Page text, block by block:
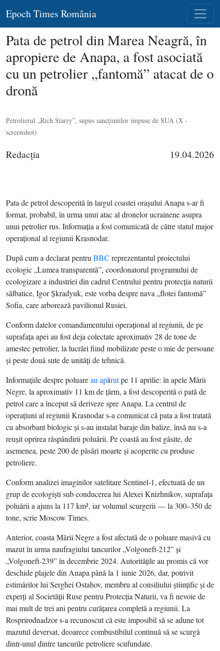
Epoch Times România
Pata de petrol din Marea Neagră, în
apropiere de Anapa, a fost asociată
cu un petrolier „fantomă” atacat de o
dronă
Petrolierul „Rich Starry”, supus sancţiunilor impuse de SUA (X -
screenshot)
Redacţia 19.04.2026
Pata de petrol descoperită în largul coastei oraşului Anapa s-ar fi
format, probabil, în urma unui atac al dronelor ucrainene asupra
unui petrolier rus. Informaţia a fost comunicată de către statul major
operaţional al regiunii Krasnodar.
După cum a declarat pentru BBC reprezentantul proiectului
ecologic „Lumea transparentă”, coordonatorul programului de
ecologizare a industriei din cadrul Centrului pentru protecţia naturii
sălbatice, Igor Şkradyuk, este vorba despre nava „flotei fantomă”
Sofia, care arborează pavilionul Rusiei.
Conform datelor comandamentului operaţional al regiunii, de pe
suprafaţa apei au fost deja colectate aproximativ 28 de tone de
amestec petrolier, la lucrări fiind mobilizate peste o mie de persoane
şi peste două sute de unităţi de tehnică.
Informaţiile despre poluareau apărutpe 11 aprilie: în apele Mării
Negre, la aproximativ 11 km de ţărm, a fost descoperită o pată de
petrol care a început să deriveze spre Anapa. La centrul de
operaţiuni al regiunii Krasnodar s-a comunicat că pata a fost tratată
cu absorbant biologic şi s-au instalat baraje din balize, însă nu s-a
reuşit oprirea răspândirii poluării. Pe coastă au fost găsite, de
asemenea, peste 200 de păsări moarte şi acoperite cu produse
petroliere.
Conform analizei imaginilor satelitare Sentinel-1, efectuată de un
grup de ecologişti sub conducerea lui Alexei Knizhnikov, suprafaţa
poluării a ajuns la 117 km², iar volumul scurgerii — la 300–350 de
tone, scrie Moscow Times.
Anterior, coasta Mării Negre a fost afectată de o poluare masivă cu
mazut în urma naufragiului tancurilor „Volgoneft-212” şi
„Volgoneft-239” în decembrie 2024. Autorităţile au promis că vor
deschide plajele din Anapa până la 1 iunie 2026, dar, potrivit
estimărilor lui Serghei Ostahov, membru al consiliului ştiinţific şi de
experţi al Societăţii Ruse pentru Protecţia Naturii, va fi nevoie de
mai mult de trei ani pentru curăţarea completă a regiunii. La
Rosprirodnadzor s-a recunoscut că este imposibil să se adune tot
mazutul deversat, deoarece combustibilul continuă să se scurgă
dintr-unul dintre tancurile petroliere scufundate.